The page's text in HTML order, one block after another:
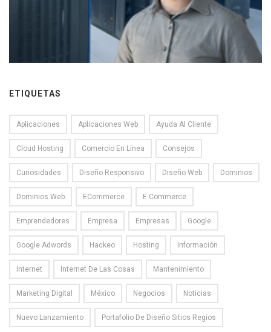
ETIQUETAS
Aplicaciones Aplicaciones Web Ayuda Al Cliente
Cloud Hosting Comercio En Línea Consejos
Curiosidades Diseño Responsivo Diseño Web Dominios
Dominios Web ECommerce E Commerce
Emprendedores Empresa Empresas Google
Google Adwords Hackeo Hosting Información
Internet Internet De Las Cosas Mantenimiento
Marketing Digital México Negocios Noticias
Nuevo Lanzamiento Portafolio De Diseño Sitios Regios